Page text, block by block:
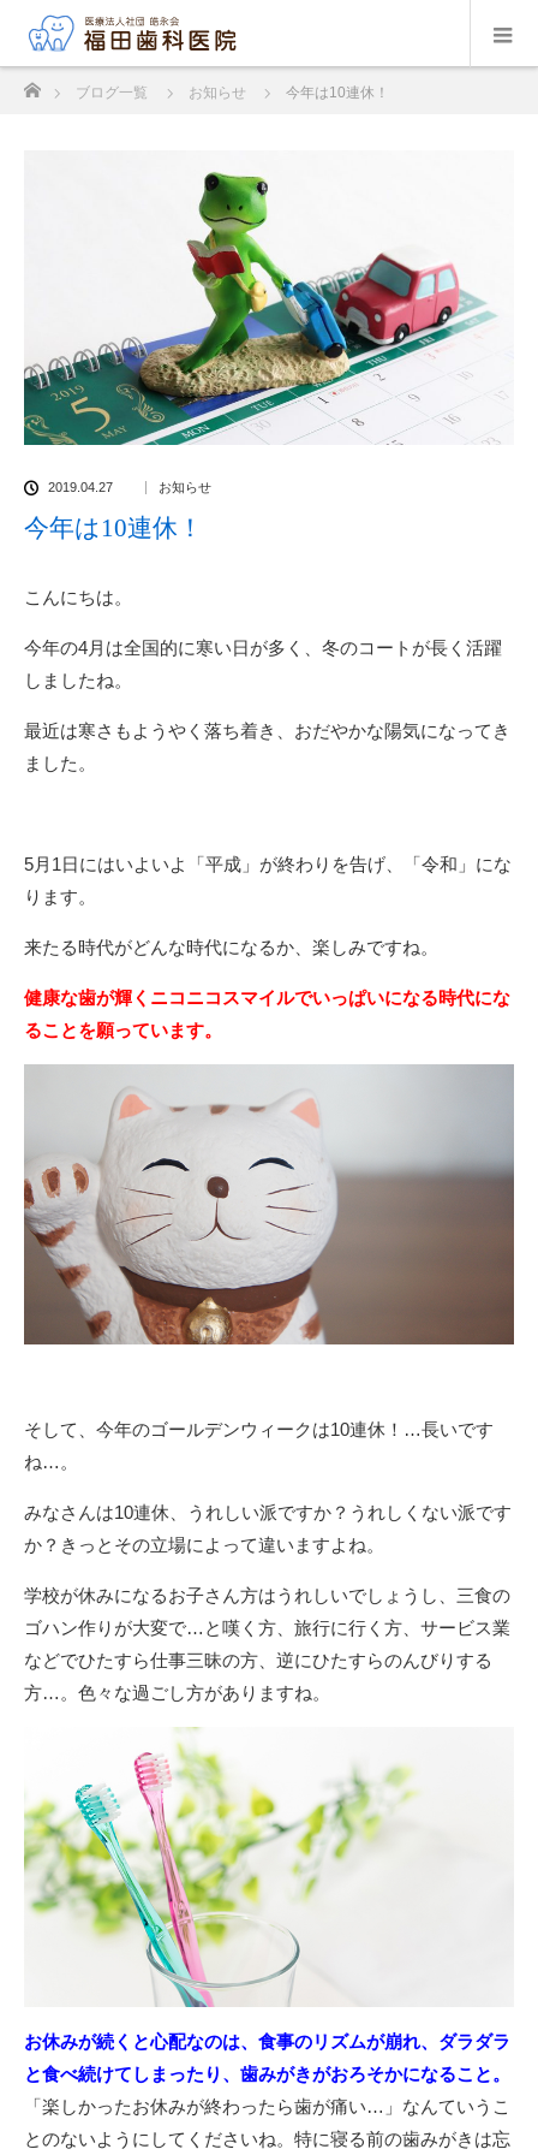
ブログ一覧 お知らせ 今年は10連休！
2019.04.27 お知らせ
今年は10連休！
こんにちは。
今年の4月は全国的に寒い日が多く、冬のコートが長く活躍
しましたね。
最近は寒さもようやく落ち着き、おだやかな陽気になってき
ました。
5月1日にはいよいよ「平成」が終わりを告げ、「令和」にな
ります。
来たる時代がどんな時代になるか、楽しみですね。
健康な歯が輝くニコニコスマイルでいっぱいになる時代にな
ることを願っています。
そして、今年のゴールデンウィークは10連休！…長いです
ね…。
みなさんは10連休、うれしい派ですか？うれしくない派です
か？きっとその立場によって違いますよね。
学校が休みになるお子さん方はうれしいでしょうし、三食の
ゴハン作りが大変で…と嘆く方、旅行に行く方、サービス業
などでひたすら仕事三昧の方、逆にひたすらのんびりする
方…。色々な過ごし方がありますね。
お休みが続くと心配なのは、食事のリズムが崩れ、ダラダラ
と食べ続けてしまったり、歯みがきがおろそかになること。
「楽しかったお休みが終わったら歯が痛い…」なんていうこ
とのないようにしてくださいね。特に寝る前の歯みがきは忘